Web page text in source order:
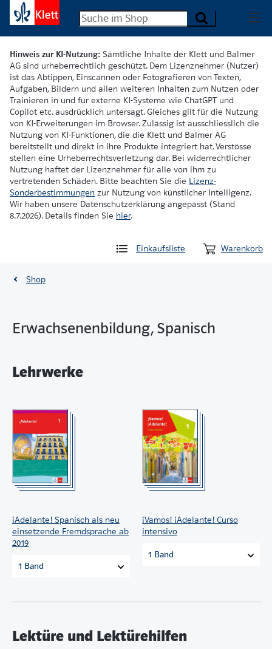
Hinweis zur KI-Nutzung: Sämtliche Inhalte der Klett und Balmer
AG sind urheberrechtlich geschützt. Dem Lizenznehmer (Nutzer)
ist das Abtippen, Einscannen oder Fotografieren von Texten,
Aufgaben, Bildern und allen weiteren Inhalten zum Nutzen oder
Trainieren in und für externe KI-Systeme wie ChatGPT und
Copilot etc. ausdrücklich untersagt. Gleiches gilt für die Nutzung
von KI-Erweiterungen im Browser. Zulässig ist ausschliesslich die
Nutzung von KI-Funktionen, die die Klett und Balmer AG
bereitstellt und direkt in ihre Produkte integriert hat. Verstösse
stellen eine Urheberrechtsverletzung dar. Bei widerrechtlicher
Nutzung haftet der Lizenznehmer für alle von ihm zu
vertretenden Schäden. Bitte beachten Sie die Lizenz-
Sonderbestimmungen zur Nutzung von künstlicher Intelligenz.
Wir haben unsere Datenschutzerklärung angepasst (Stand
8.7.2026). Details finden Sie hier.
Einkaufsliste Warenkorb
Shop
Erwachsenenbildung, Spanisch
Lehrwerke
¡Adelante! Spanisch als neu
einsetzende Fremdsprache ab
2019
1 Band
¡Vamos! ¡Adelante! Curso
intensivo
1 Band
Lektüre und Lektürehilfen